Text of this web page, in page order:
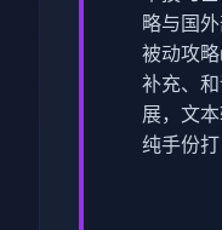
略与国
被动攻
补充、
展，文
纯手份